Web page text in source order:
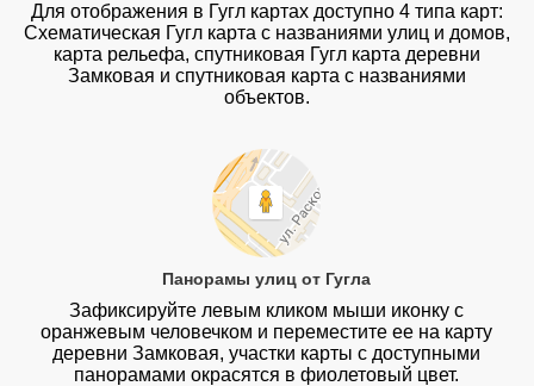
Для отображения в Гугл картах доступно 4 типа карт:
Схематическая Гугл карта с названиями улиц и домов,
карта рельефа, спутниковая Гугл карта деревни
Замковая и спутниковая карта с названиями
объектов.
Панорамы улиц от Гугла
Зафиксируйте левым кликом мыши иконку с
оранжевым человечком и переместите ее на карту
деревни Замковая, участки карты с доступными
панорамами окрасятся в фиолетовый цвет.